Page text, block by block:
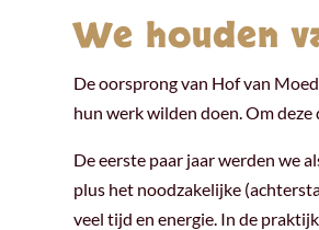
We houden
De oorsprong van Hof van
hun werk wilden doen. Om
De eerste paar jaar werden we
plus het noodzakelijke
veel tijd en energie. In de